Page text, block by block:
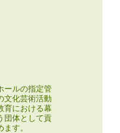
ールの指定管
文化芸術活動
育における幕
団体として貢
す。